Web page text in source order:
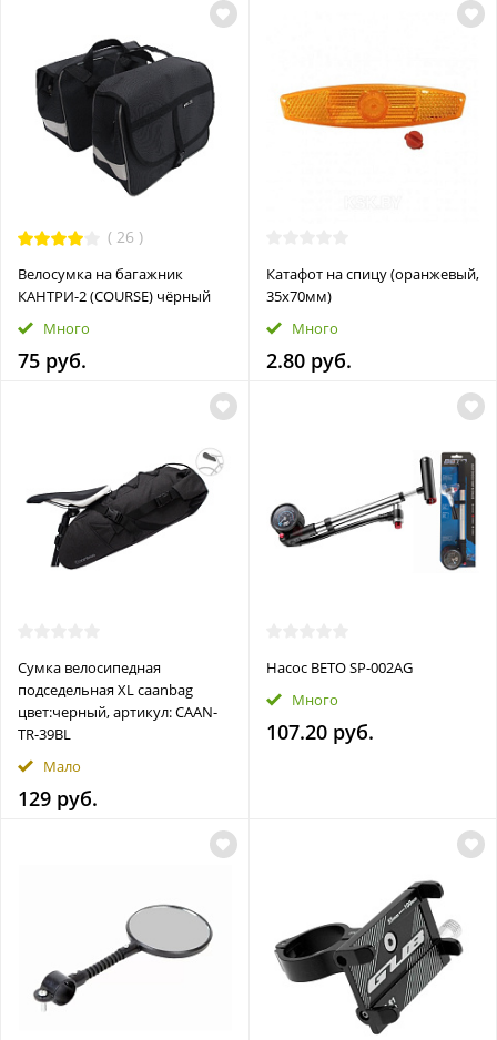
( 26 )
Велосумка на багажник
КАНТРИ-2 (COURSE) чёрный
Много
75 руб.
Катафот на спицу (оранжевый,
35x70мм)
Много
2.80 руб.
Сумка велосипедная
подседельная XL caanbag
цвет:черный, артикул: CAAN-
TR-39BL
Мало
129 руб.
Насос BETO SP-002AG
Много
107.20 руб.